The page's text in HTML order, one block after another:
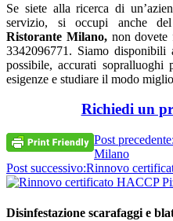
Se siete alla ricerca di
servizio, si occupi anche
Ristorante Milano,non dovete
3342096771. Siamo
possibile, accurati sopralluoghi
esigenze e studiare il modo
Richiedi un
Post precedente:
Milano
Post successivo:Rinnovo
Disinfestazione scarafaggi e